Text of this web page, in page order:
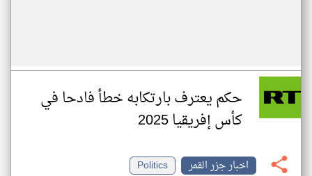
حكم يعترف بارتكابه خطأ فادحا في
كأس إفريقيا 2025
اخبار جزر القمر
Politics